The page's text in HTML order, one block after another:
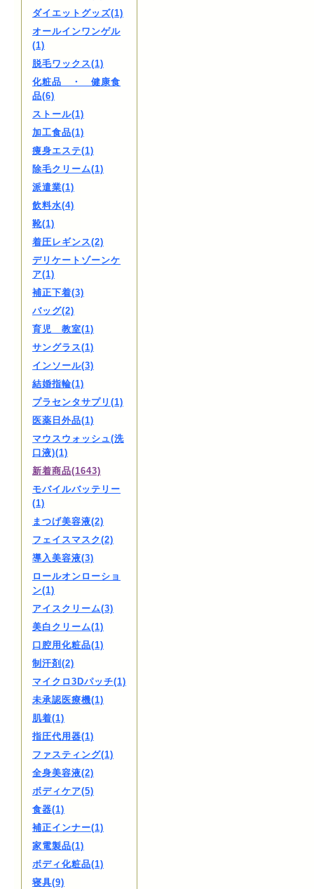
ダイエットグッズ(1)
オールインワンゲル
(1)
脱毛ワックス(1)
化粧品 ・ 健康食
品(6)
ストール(1)
加工食品(1)
痩身エステ(1)
除毛クリーム(1)
派遣業(1)
飲料水(4)
靴(1)
着圧レギンス(2)
デリケートゾーンケ
ア(1)
補正下着(3)
バッグ(2)
育児 教室(1)
サングラス(1)
インソール(3)
結婚指輪(1)
プラセンタサプリ(1)
医薬日外品(1)
マウスウォッシュ(洗
口液)(1)
新着商品(1643)
モバイルバッテリー
(1)
まつげ美容液(2)
フェイスマスク(2)
導入美容液(3)
ロールオンローショ
ン(1)
アイスクリーム(3)
美白クリーム(1)
口腔用化粧品(1)
制汗剤(2)
マイクロ3Dパッチ(1)
未承認医療機(1)
肌着(1)
指圧代用器(1)
ファスティング(1)
全身美容液(2)
ボディケア(5)
食器(1)
補正インナー(1)
家電製品(1)
ボディ化粧品(1)
寝具(9)